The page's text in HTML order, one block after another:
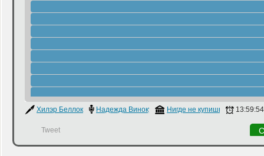
Хилэр Беллок Надежда Винокурова Нигде не купишь 13:59:54
Tweet